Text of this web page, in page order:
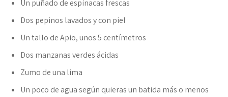
Un puñado de espinacas frescas
Dos pepinos lavados y con piel
Un tallo de Apio, unos 5 centímetros
Dos manzanas verdes ácidas
Zumo de una lima
Un poco de agua según quieras un batida más o menos